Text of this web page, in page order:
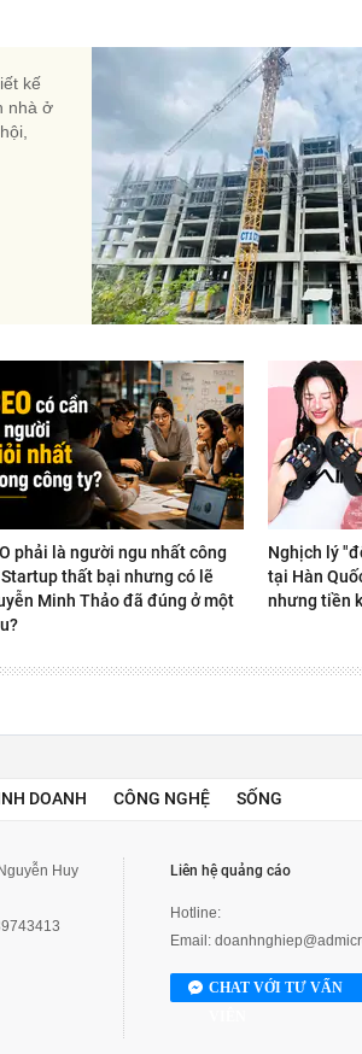
kế
nhà ở
phải là người ngu nhất công
Startup thất bại nhưng có lẽ
Minh Thảo đã đúng ở một
Nghịch lý
tại Hàn
nhưng tiền
DOANH CÔNG NGHỆ SỐNG
Huy
Liên hệ quảng cáo
Hotline:
Email:
CHAT VỚI TƯ VẤN